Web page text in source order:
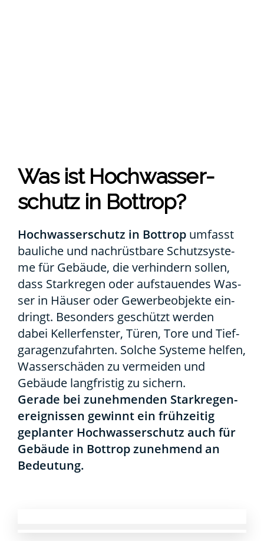
Was ist Hoch­was­ser­
schutz in Bot­trop?
Hoch­was­ser­schutz in Bot­trop umfasst
bau­li­che und nach­rüst­ba­re Schutz­sys­te­
me für Gebäu­de, die ver­hin­dern sol­len,
dass Stark­re­gen oder auf­stau­en­des Was­
ser in Häu­ser oder Gewer­be­ob­jek­te ein­
dringt. Beson­ders geschützt wer­den
dabei Kel­ler­fens­ter, Türen, Tore und Tief­
ga­ra­gen­zu­fahr­ten. Sol­che Sys­te­me hel­fen,
Was­ser­schä­den zu ver­mei­den und
Gebäu­de lang­fris­tig zu sichern.
Gera­de bei zuneh­men­den Stark­re­gen­
er­eig­nis­sen gewinnt ein früh­zei­tig
geplan­ter Hoch­was­ser­schutz auch für
Gebäu­de in Bot­trop zuneh­mend an
Bedeu­tung.